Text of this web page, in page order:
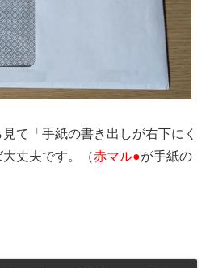
て「手紙の書き出しが右下にく
丈夫です。（赤マル●が手紙の